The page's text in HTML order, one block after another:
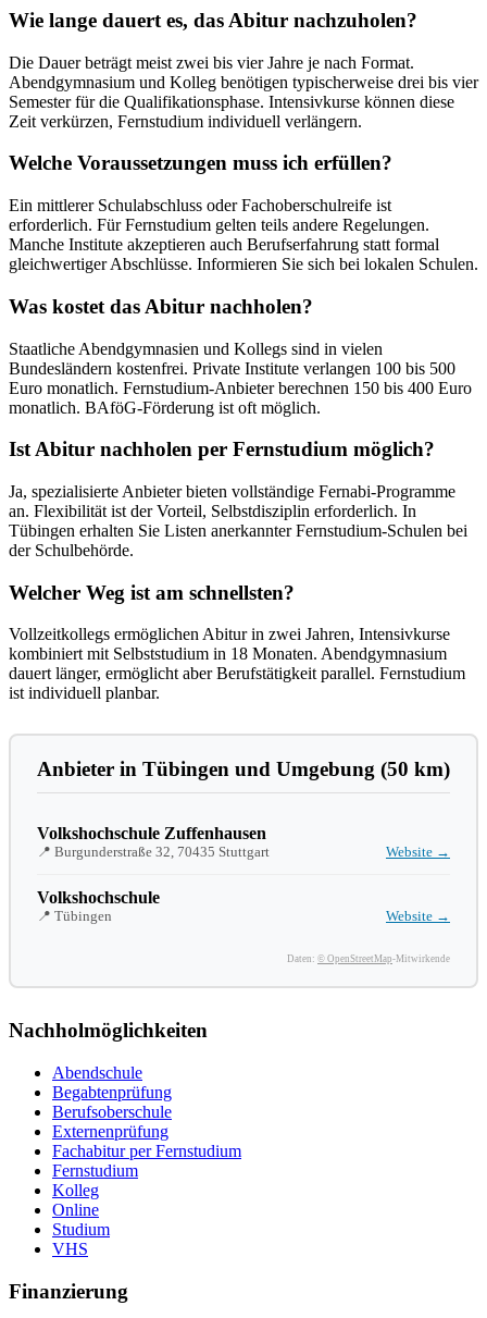
Wie lange dauert es, das Abitur nachzuholen?
Die Dauer beträgt meist zwei bis vier Jahre je nach Format.
Abendgymnasium und Kolleg benötigen typischerweise drei bis vier
Semester für die Qualifikationsphase. Intensivkurse können diese
Zeit verkürzen, Fernstudium individuell verlängern.
Welche Voraussetzungen muss ich erfüllen?
Ein mittlerer Schulabschluss oder Fachoberschulreife ist
erforderlich. Für Fernstudium gelten teils andere Regelungen.
Manche Institute akzeptieren auch Berufserfahrung statt formal
gleichwertiger Abschlüsse. Informieren Sie sich bei lokalen Schulen.
Was kostet das Abitur nachholen?
Staatliche Abendgymnasien und Kollegs sind in vielen
Bundesländern kostenfrei. Private Institute verlangen 100 bis 500
Euro monatlich. Fernstudium-Anbieter berechnen 150 bis 400 Euro
monatlich. BAföG-Förderung ist oft möglich.
Ist Abitur nachholen per Fernstudium möglich?
Ja, spezialisierte Anbieter bieten vollständige Fernabi-Programme
an. Flexibilität ist der Vorteil, Selbstdisziplin erforderlich. In
Tübingen erhalten Sie Listen anerkannter Fernstudium-Schulen bei
der Schulbehörde.
Welcher Weg ist am schnellsten?
Vollzeitkollegs ermöglichen Abitur in zwei Jahren, Intensivkurse
kombiniert mit Selbststudium in 18 Monaten. Abendgymnasium
dauert länger, ermöglicht aber Berufstätigkeit parallel. Fernstudium
ist individuell planbar.
Anbieter in Tübingen und Umgebung (50 km)
Volkshochschule Zuffenhausen
📍 Burgunderstraße 32, 70435 Stuttgart Website →
Volkshochschule
📍 Tübingen Website →
Daten: © OpenStreetMap-Mitwirkende
Nachholmöglichkeiten
Abendschule
Begabtenprüfung
Berufsoberschule
Externenprüfung
Fachabitur per Fernstudium
Fernstudium
Kolleg
Online
Studium
VHS
Finanzierung